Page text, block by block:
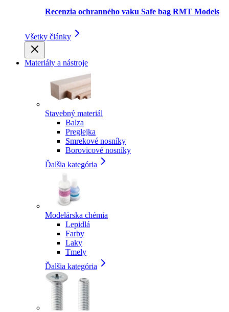
Recenzia ochranného vaku Safe bag RMT Models
Všetky články
Materiály a nástroje
Stavebný materiál
Balza
Preglejka
Smrekové nosníky
Borovicové nosníky
Ďalšia kategória
Modelárska chémia
Lepidlá
Farby
Laky
Tmely
Ďalšia kategória